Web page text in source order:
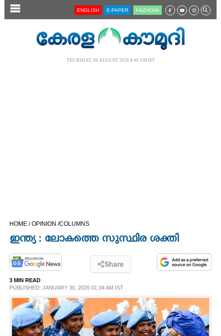
SECTIONS
OPINION
PHOTOS
LIFESTYLE
ENGLISH E-PAPER KĀZHCHA
THURSDAY, 06 AUGUST 2026 8.49 AM IST
HOME /OPINION /COLUMNS
ഇന്ത്യ : ലോകത്തെ സുസ്ഥിര ശക്തി
Share
3 MIN READ
PUBLISHED: JANUARY 30, 2026 01:34 AM IST